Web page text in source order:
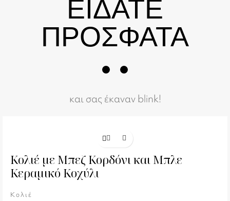
ΕΙΔΑΤΕ
ΠΡΟΣΦΑΤΑ
και σας έκαναν blink!
Κολιέ με Μπεζ Κορδόνι και Μπλε
Κεραμικό Κοχύλι
Κολιέ